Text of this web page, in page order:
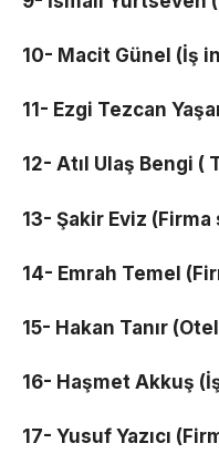
10- Macit Günel (İş
11- Ezgi Tezcan
12- Atıl Ulaş Bengi (
13- Şakir Eviz (Firma
14- Emrah Temel
15- Hakan Tanır
16- Haşmet Akkuş
17- Yusuf Yazıcı